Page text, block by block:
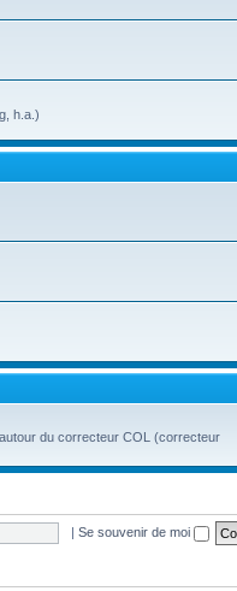
h.a.)
du correcteur COL (correcteur
| Se souvenir de moi